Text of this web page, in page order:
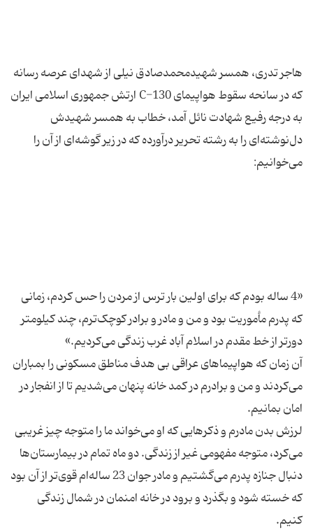
هاجر تدری، همسر شهیدمحمدصادق نیلی از شهدای عرصه رسانه
که در سانحه سقوط هواپیمای C-130 ارتش جمهوری اسلامی ایران
به درجه رفیع شهادت نائل آمد، خطاب به همسر شهیدش
دل‌نوشته‌ای را به رشته تحریر درآورده که در زیر گوشه‌ای از آن را
«4 ساله بودم که برای اولین بار ترس از مردن را حس کردم، زمانی
که پدرم مأموریت بود و من و مادر و برادر کوچک‌ترم، چند کیلومتر
آن زمان که هواپیماهای عراقی بی هدف مناطق مسکونی را بمباران
می‌کردند و من و برادرم در کمد خانه پنهان می‌شدیم تا از انفجار در
لرزش بدن مادرم و ذکرهایی که او می‌خواند ما را متوجه چیز غریبی
می‌کرد، متوجه مفهومی غیر از زندگی. دو ماه تمام در بیمارستان‌ها
دنبال جنازه پدرم می‌گشتیم و مادر جوان 23 ساله‌ام قوی‌تر از آن بود
که خسته شود و بگذرد و برود در خانه امنمان در شمال زندگی